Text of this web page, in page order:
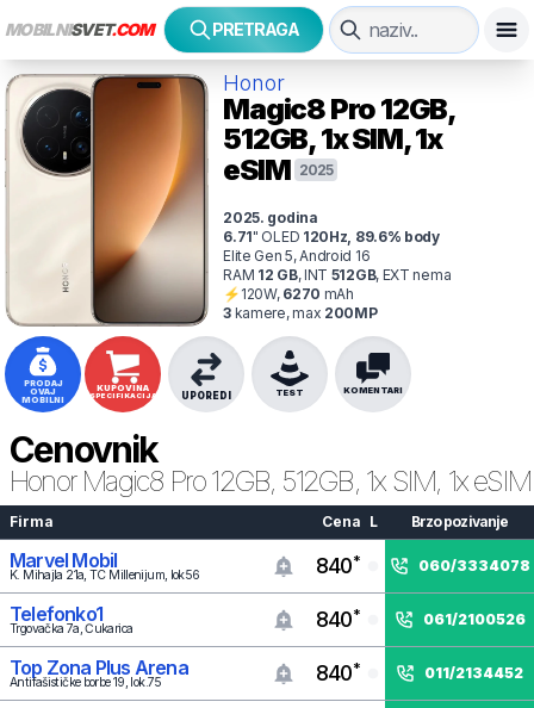
MOBILNISVET.COM PRETRAGA
Honor
Magic8 Pro12GB,
512GB, 1x SIM, 1x
eSIM 2025
2025. godina
6.71" OLED 120Hz, 89.6% body
Elite Gen 5, Android 16
RAM 12 GB,INT 512GB, EXT nema
⚡ 120W, 6270 mAh
3 kamere, max 200MP
PRODAJ
OVAJ
MOBILNI
KUPOVINA
SPECIFIKACIJA TEST KOMENTARI
UPOREDI
Cenovnik
Honor Magic8 Pro 12GB, 512GB, 1x SIM, 1x eSIM
Firma Cena L Brzo pozivanje
Marvel Mobil
K. Mihajla 21a, TC Millenijum, lok56 840* 060/3334078
Telefonko1
Trgovačka 7a, Čukarica 840* 061/2100526
Top Zona Plus Arena
Antifašističke borbe 19, lok.75 840* 011/2134452